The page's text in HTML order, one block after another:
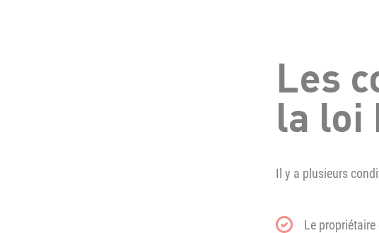
Les
la loi
Il y a plusieurs
Le